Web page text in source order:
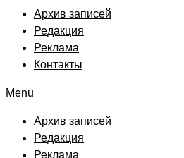
Архив записей
Редакция
Реклама
Контакты
Menu
Архив записей
Редакция
Реклама